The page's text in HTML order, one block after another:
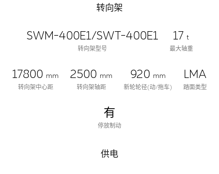
转向架
SWM-400E1/SWT-400E1
转向架型号
17 t
最大轴重
17800 mm
转向架中心距
2500 mm
转向架轴距
920 mm
新轮轮径(动/拖车)
LMA
踏面类型
有
停放制动
供电